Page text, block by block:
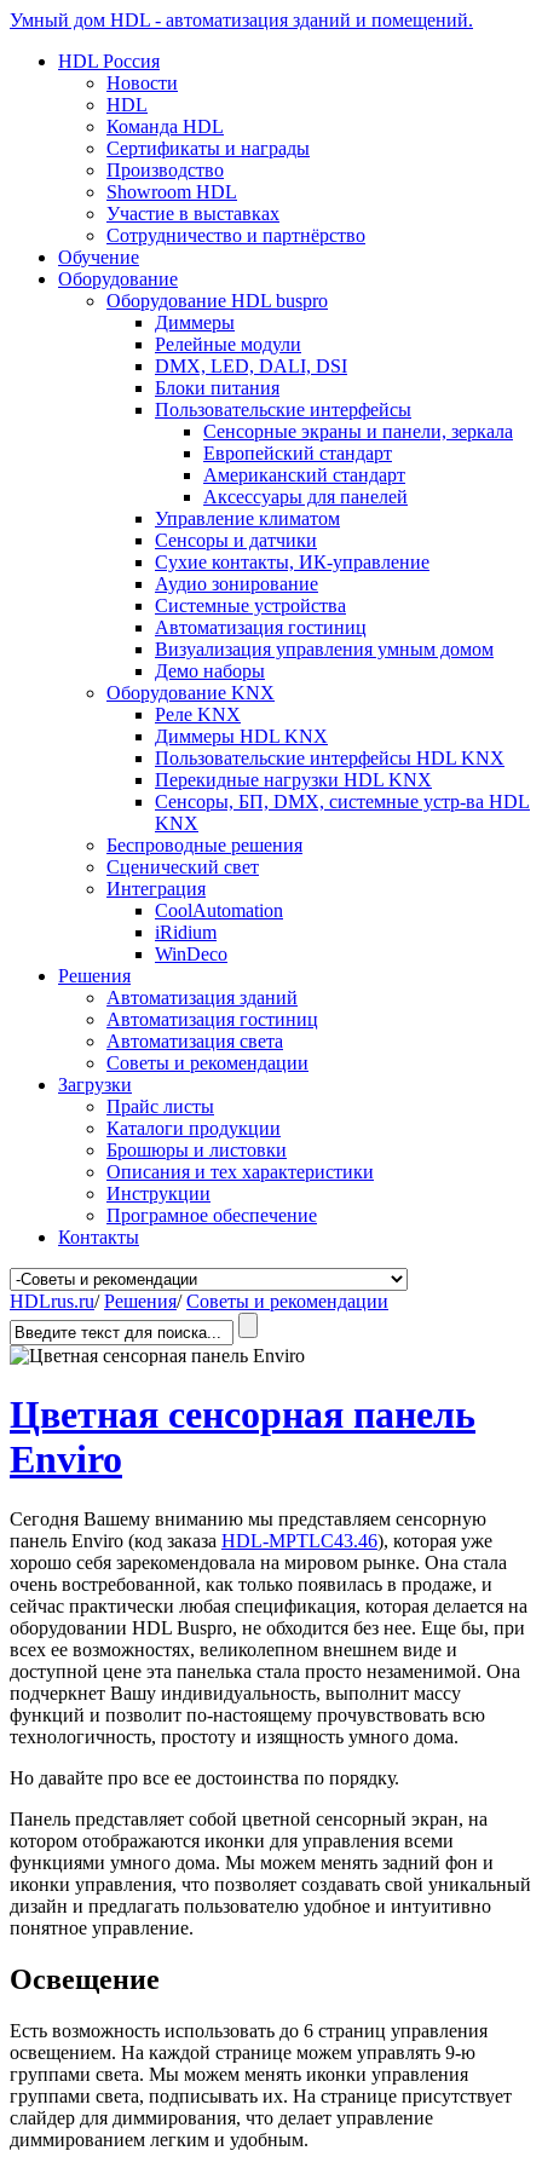
Умный дом HDL - автоматизация зданий и помещений.
HDL Россия
Новости
HDL
Команда HDL
Сертификаты и награды
Производство
Showroom HDL
Участие в выставках
Сотрудничество и партнёрство
Обучение
Оборудование
Оборудование HDL buspro
Диммеры
Релейные модули
DMX, LED, DALI, DSI
Блоки питания
Пользовательские интерфейсы
Сенсорные экраны и панели, зеркала
Европейский стандарт
Американский стандарт
Аксессуары для панелей
Управление климатом
Сенсоры и датчики
Сухие контакты, ИК-управление
Аудио зонирование
Системные устройства
Автоматизация гостиниц
Визуализация управления умным домом
Демо наборы
Оборудование KNX
Реле KNX
Диммеры HDL KNX
Пользовательские интерфейсы HDL KNX
Перекидные нагрузки HDL KNX
Сенсоры, БП, DMX, системные устр-ва HDL
KNX
Беспроводные решения
Сценический свет
Интеграция
CoolAutomation
iRidium
WinDeco
Решения
Автоматизация зданий
Автоматизация гостиниц
Автоматизация света
Советы и рекомендации
Загрузки
Прайс листы
Каталоги продукции
Брошюры и листовки
Описания и тех характеристики
Инструкции
Програмное обеспечение
Контакты
HDLrus.ru/Решения/Советы и рекомендации
Цветная сенсорная панель
Enviro
Сегодня Вашему вниманию мы представляем сенсорную
панель Enviro (код заказа HDL-MPTLC43.46), которая уже
хорошо себя зарекомендовала на мировом рынке. Она стала
очень востребованной, как только появилась в продаже, и
сейчас практически любая спецификация, которая делается на
оборудовании HDL Buspro, не обходится без нее. Еще бы, при
всех ее возможностях, великолепном внешнем виде и
доступной цене эта панелька стала просто незаменимой. Она
подчеркнет Вашу индивидуальность, выполнит массу
функций и позволит по-настоящему прочувствовать всю
технологичность, простоту и изящность умного дома.
Но давайте про все ее достоинства по порядку.
Панель представляет собой цветной сенсорный экран, на
котором отображаются иконки для управления всеми
функциями умного дома. Мы можем менять задний фон и
иконки управления, что позволяет создавать свой уникальный
дизайн и предлагать пользователю удобное и интуитивно
понятное управление.
Освещение
Есть возможность использовать до 6 страниц управления
освещением. На каждой странице можем управлять 9-ю
группами света. Мы можем менять иконки управления
группами света, подписывать их. На странице присутствует
слайдер для диммирования, что делает управление
диммированием легким и удобным.